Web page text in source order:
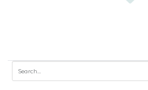
Search for: